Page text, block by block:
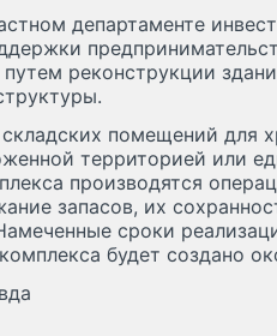
департаменте
реконструкции
помещений для
территорией или
производятся
запасов, их
сроки
будет создано